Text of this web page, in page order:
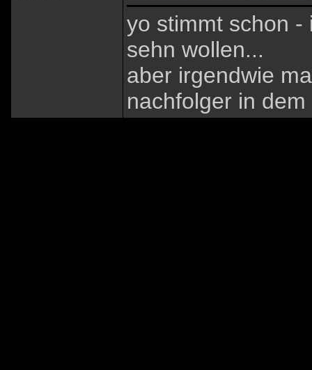
yo stimmt schon -
sehn wollen...
aber irgendwie
nachfolger in